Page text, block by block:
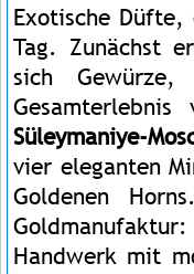
Exotische Düfte,
Tag. Zunächst
sich
Süleymaniye-
vier eleganten
Goldenen
Handwerk mit